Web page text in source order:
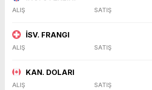
ALIŞ SATIŞ
İSV. FRANGI
ALIŞ SATIŞ
KAN. DOLARI
ALIŞ SATIŞ